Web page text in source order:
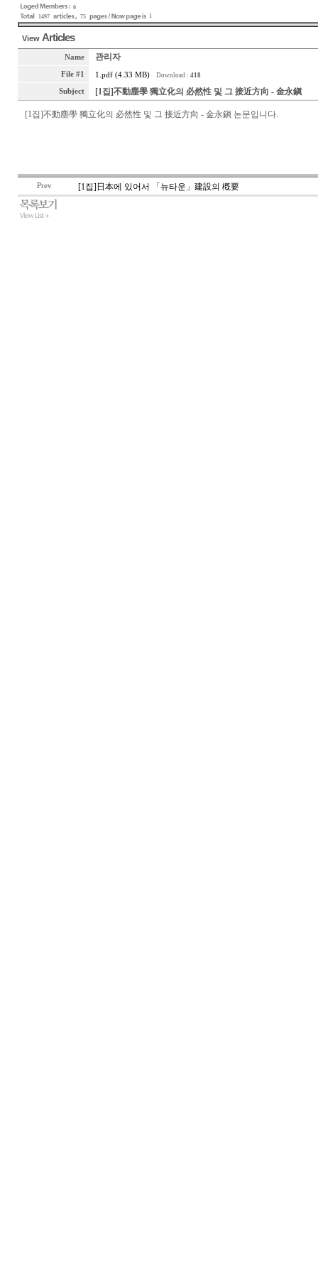
0
1497
75 1
View Articles
Name 관리자
File #1 1.pdf (4.33 MB) Download : 418
Subject [1집]不動塵學 獨立化의 必然性 및 그 接近方向 - 金永鎭
[1집]不動塵學 獨立化의 必然性 및 그 接近方向 - 金永鎭 논문입니다.
Prev [1집]日本에 있어서 「뉴타운」建設의 槪要